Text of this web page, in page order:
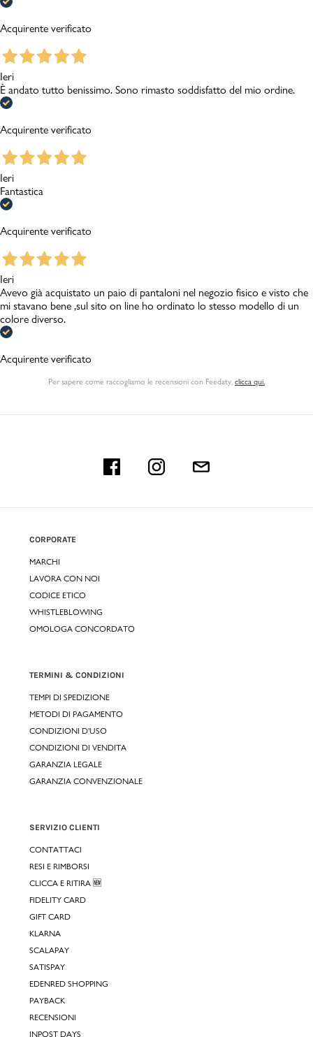
Acquirente verificato
Ieri
È andato tutto benissimo. Sono rimasto soddisfatto del mio ordine.
Acquirente verificato
Ieri
Fantastica
Acquirente verificato
Ieri
Avevo già acquistato un paio di pantaloni nel negozio fisico e visto che
mi stavano bene ,sul sito on line ho ordinato lo stesso modello di un
colore diverso.
Acquirente verificato
Per sapere come raccogliamo le recensioni con Feedaty, clicca qui.
CORPORATE
MARCHI
LAVORA CON NOI
CODICE ETICO
WHISTLEBLOWING
OMOLOGA CONCORDATO
TERMINI & CONDIZIONI
TEMPI DI SPEDIZIONE
METODI DI PAGAMENTO
CONDIZIONI D'USO
CONDIZIONI DI VENDITA
GARANZIA LEGALE
GARANZIA CONVENZIONALE
SERVIZIO CLIENTI
CONTATTACI
RESI E RIMBORSI
CLICCA E RITIRA 🆕
FIDELITY CARD
GIFT CARD
KLARNA
SCALAPAY
SATISPAY
EDENRED SHOPPING
PAYBACK
RECENSIONI
INPOST DAYS